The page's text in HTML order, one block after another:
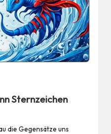
Sternzeichen
die Gegensätze uns